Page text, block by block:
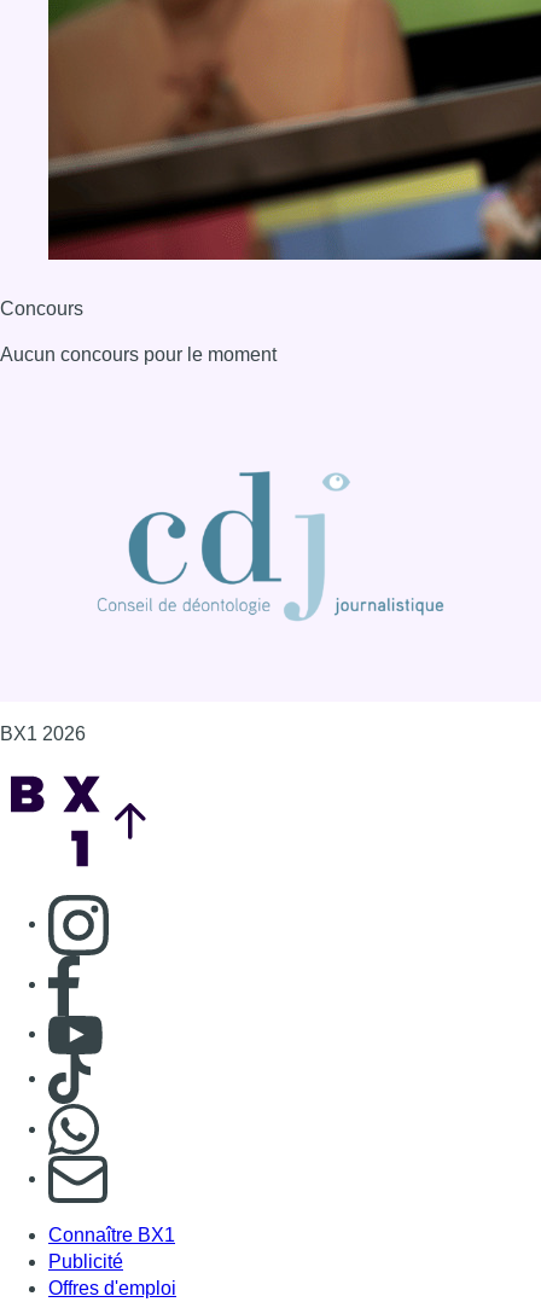
Concours
Aucun concours pour le moment
BX1 2026
Consulter page Instagram
Consulter page Facebook
Consulter Youtube
Consulter TikTok
S'abonner à notre newsletter
Connaître BX1
Publicité
Offres d'emploi